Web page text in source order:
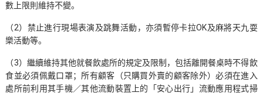
數上限則維持不變。
（2）禁止進行現場表演及跳舞活動，亦須暫停卡拉OK及麻將天九耍
樂活動等。
（3）繼續維持其他就餐飲處所的規定及限制，包括離開餐桌時不得飲
食並必須佩戴口罩；所有顧客（只購買外賣的顧客除外）必須在進入
處所前利用其手機／其他流動裝置上的「安心出行」流動應用程式掃